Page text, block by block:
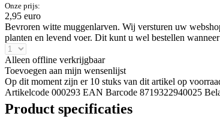
Onze prijs:
2,95 euro
Bevroren witte muggenlarven. Wij versturen uw
planten en levend voer. Dit kunt u wel bestellen
Alleen offline verkrijgbaar
Toevoegen aan mijn wensenlijst
Op dit moment zijn er 10 stuks van dit artikel op
Artikelcode 000293 EAN Barcode 8719322940025
Product specificaties